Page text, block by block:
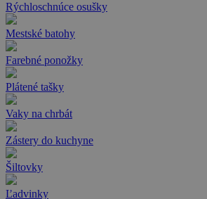
Rýchloschnúce osušky
Mestské batohy
Farebné ponožky
Plátené tašky
Vaky na chrbát
Zástery do kuchyne
Šiltovky
Ľadvinky